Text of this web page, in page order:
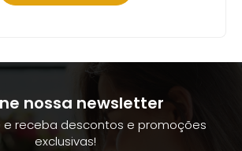
nossa newsletter
receba descontos e promoções
exclusivas!